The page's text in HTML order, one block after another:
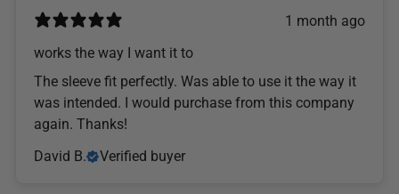
1 month ago
works the way I want it to
The sleeve fit perfectly. Was able to use it the way it
was intended. I would purchase from this company
again. Thanks!
David B.
Verified buyer